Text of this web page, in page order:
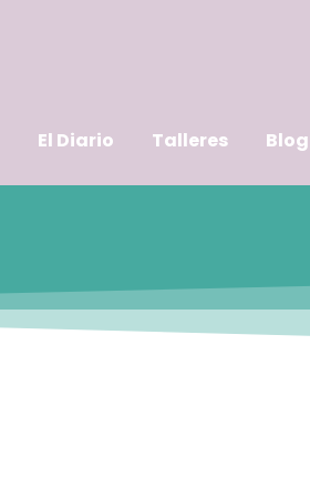
El Diario Talleres Blog